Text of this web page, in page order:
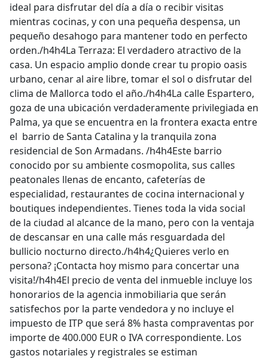
ideal para disfrutar del día a día o recibir visitas
mientras cocinas, y con una pequeña despensa, un
pequeño desahogo para mantener todo en perfecto
orden./h4h4La Terraza: El verdadero atractivo de la
casa. Un espacio amplio donde crear tu propio oasis
urbano, cenar al aire libre, tomar el sol o disfrutar del
clima de Mallorca todo el año./h4h4La calle Espartero,
goza de una ubicación verdaderamente privilegiada en
Palma, ya que se encuentra en la frontera exacta entre
el barrio de Santa Catalina y la tranquila zona
residencial de Son Armadans. /h4h4Este barrio
conocido por su ambiente cosmopolita, sus calles
peatonales llenas de encanto, cafeterías de
especialidad, restaurantes de cocina internacional y
boutiques independientes. Tienes toda la vida social
de la ciudad al alcance de la mano, pero con la ventaja
de descansar en una calle más resguardada del
bullicio nocturno directo./h4h4¿Quieres verlo en
persona? ¡Contacta hoy mismo para concertar una
visita!/h4h4El precio de venta del inmueble incluye los
honorarios de la agencia inmobiliaria que serán
satisfechos por la parte vendedora y no incluye el
impuesto de ITP que será 8% hasta compraventas por
importe de 400.000 EUR o IVA correspondiente. Los
gastos notariales y registrales se estiman